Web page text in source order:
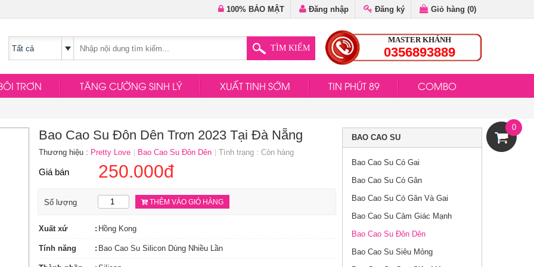
0
100% BẢO MẬT Đăng nhập Đăng ký Giỏ hàng (0)
MASTER KHÁNH
0356893889
TRƠN TĂNG CƯỜNG SINH LÝ XUẤT TINH SỚM TIN PHÚT 89 COMBO
Bao Cao Su Đôn Dên Trơn 2023 Tại Đà Nẵng
Thương hiệu : Pretty Love Bao Cao Su Đôn Dên Tình trạng : Còn hàng
Giá bán 250.000đ
Số lượng THÊM VÀO GIỎ HÀNG
Xuất xứ Hồng Kong
Tính năng Bao Cao Su Silicon Dùng Nhiều Lần
BAO CAO SU
Bao Cao Su Có Gai
Bao Cao Su Có Gân
Bao Cao Su Có Gân Và Gai
Bao Cao Su Cảm Giác Mạnh
Bao Cao Su Đôn Dên
Bao Cao Su Siêu Mỏng
Bao Cao Su Durex
Close Fit 50.000đ
Powermen Cá Ngựa
Plus
Bao Cao Su Đôn Dên
Khúc Đầu